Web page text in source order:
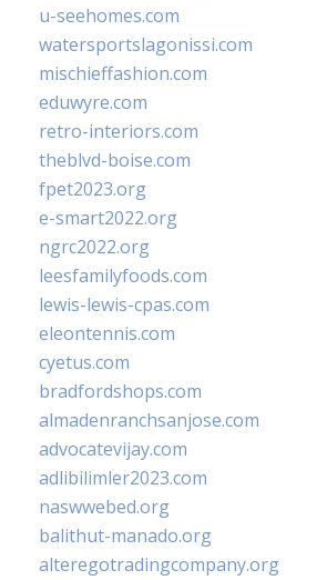
u-seehomes.com
watersportslagonissi.com
mischieffashion.com
eduwyre.com
retro-interiors.com
theblvd-boise.com
fpet2023.org
e-smart2022.org
ngrc2022.org
leesfamilyfoods.com
lewis-lewis-cpas.com
eleontennis.com
cyetus.com
bradfordshops.com
almadenranchsanjose.com
advocatevijay.com
adlibilimler2023.com
naswwebed.org
balithut-manado.org
alteregotradingcompany.org